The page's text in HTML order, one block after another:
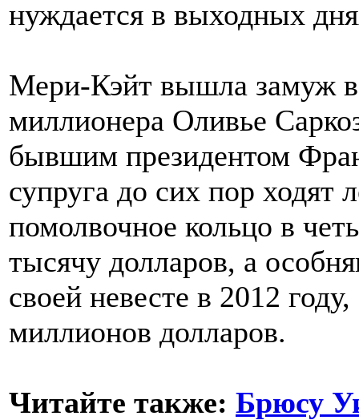
нуждается в выходных
Мери-Кэйт вышла замуж в
миллионера Оливье
бывшим президентом
супруга до сих пор ходят
помолвочное кольцо в
тысячу долларов, а
своей невесте в 2012
миллионов долларов.
Читайте также: Брюсу